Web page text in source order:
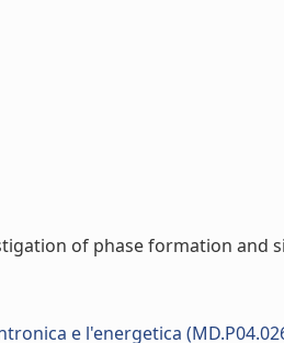
of phase formation and
e l'energetica